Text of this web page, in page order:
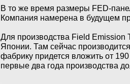
В то же время размеры FED-
Компания намерена в будущем
Для производства Field Emission
Японии. Там сейчас
фабрику придется вложить от
первые два года производства